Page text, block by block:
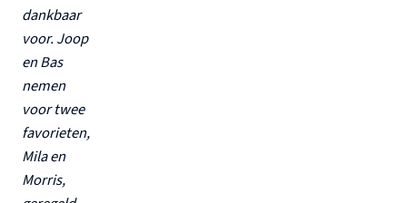
dankbaar
voor. Joop
en Bas
nemen
voor twee
favorieten,
Mila en
Morris,